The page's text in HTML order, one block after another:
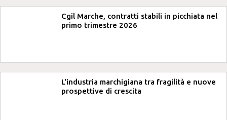
Cgil Marche, contratti stabili in picchiata nel
primo trimestre 2026
L'industria marchigiana tra fragilità e nuove
prospettive di crescita